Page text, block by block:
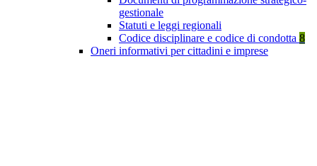
gestionale
Statuti e leggi regionali
Codice disciplinare e codice di condotta 8
Oneri informativi per cittadini e imprese